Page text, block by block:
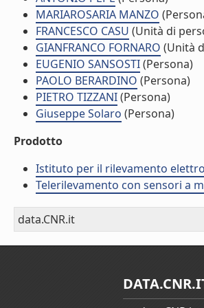
MARIAROSARIA MANZO
FRANCESCO CASU (Unità di
GIANFRANCO FORNARO (Unità
EUGENIO SANSOSTI(Persona)
PAOLO BERARDINO (Persona)
PIETRO TIZZANI(Persona)
Giuseppe Solaro (Persona)
Prodotto
Istituto per il rilevamento
Telerilevamento con sensori a
data.CNR.it